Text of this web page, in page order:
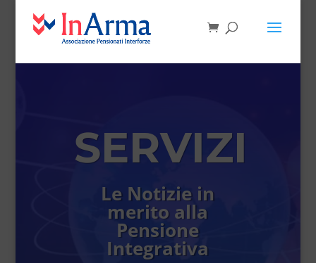
SERVIZI
Le Notizie in
merito alla
Pensione
Integrativa